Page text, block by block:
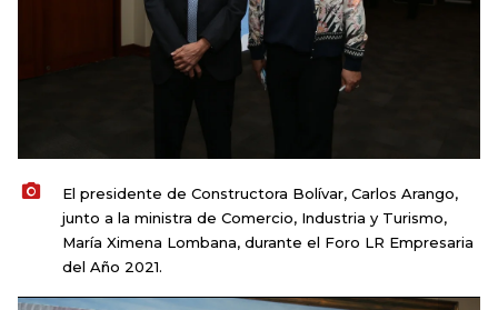
El presidente de Constructora Bolívar, Carlos Arango,
junto a la ministra de Comercio, Industria y Turismo,
María Ximena Lombana, durante el Foro LR Empresaria
del Año 2021.